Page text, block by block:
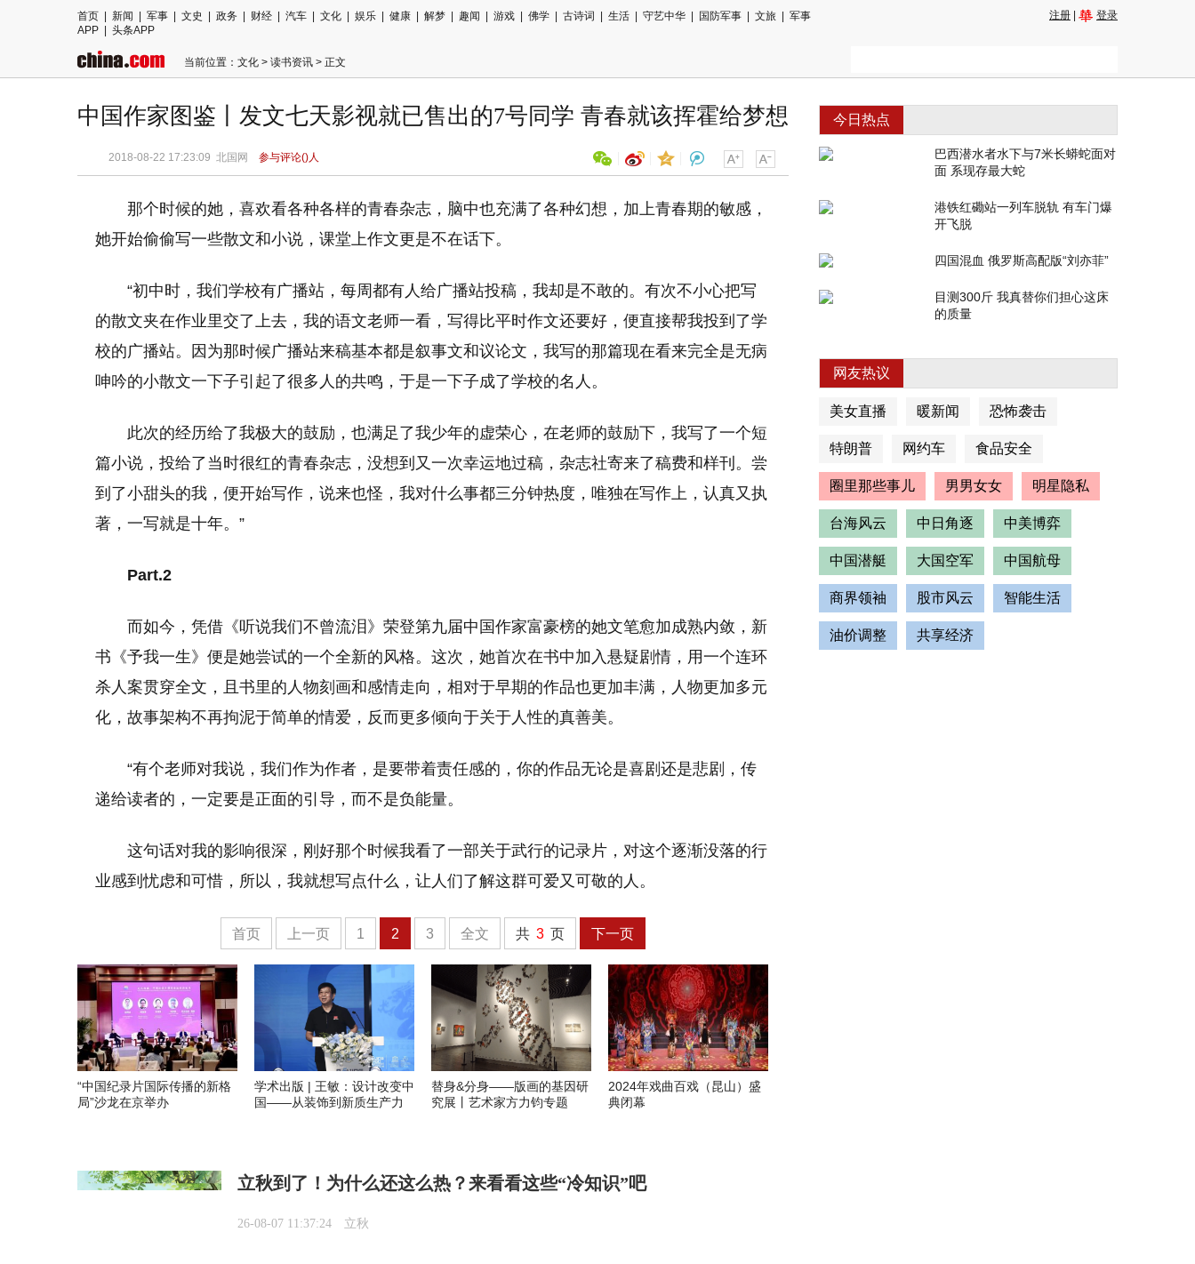
首页 新闻 军事 文史 政务 财经 汽车 文化 娱乐 健康 解梦 趣闻 游戏 佛学 古诗词 生活 守艺中华 国防军事 文旅
军事
APP
头条APP
注册 登录
当前位置： 文化 > 读书资讯 > 正文
中国作家图鉴丨发文七天影视就已售出的7号同学 青春就该挥霍给梦想
2018-08-22 17:23:09 北国网 参与评论()人
那个时候的她，喜欢看各种各样的青春杂志，脑中也充满了各种幻想，加上青春期的敏感，
她开始偷偷写一些散文和小说，课堂上作文更是不在话下。
“初中时，我们学校有广播站，每周都有人给广播站投稿，我却是不敢的。有次不小心把写
的散文夹在作业里交了上去，我的语文老师一看，写得比平时作文还要好，便直接帮我投到了学
校的广播站。因为那时候广播站来稿基本都是叙事文和议论文，我写的那篇现在看来完全是无病
呻吟的小散文一下子引起了很多人的共鸣，于是一下子成了学校的名人。
此次的经历给了我极大的鼓励，也满足了我少年的虚荣心，在老师的鼓励下，我写了一个短
篇小说，投给了当时很红的青春杂志，没想到又一次幸运地过稿，杂志社寄来了稿费和样刊。尝
到了小甜头的我，便开始写作，说来也怪，我对什么事都三分钟热度，唯独在写作上，认真又执
著，一写就是十年。”
Part.2
而如今，凭借《听说我们不曾流泪》荣登第九届中国作家富豪榜的她文笔愈加成熟内敛，新
书《予我一生》便是她尝试的一个全新的风格。这次，她首次在书中加入悬疑剧情，用一个连环
杀人案贯穿全文，且书里的人物刻画和感情走向，相对于早期的作品也更加丰满，人物更加多元
化，故事架构不再拘泥于简单的情爱，反而更多倾向于关于人性的真善美。
“有个老师对我说，我们作为作者，是要带着责任感的，你的作品无论是喜剧还是悲剧，传
递给读者的，一定要是正面的引导，而不是负能量。
这句话对我的影响很深，刚好那个时候我看了一部关于武行的记录片，对这个逐渐没落的行
业感到忧虑和可惜，所以，我就想写点什么，让人们了解这群可爱又可敬的人。
首页 上一页 1 2 3 全文 共 3 页 下一页
“中国纪录片国际传播的新格
局”沙龙在京举办
学术出版 | 王敏：设计改变中
国——从装饰到新质生产力
替身&分身——版画的基因研
究展丨艺术家方力钧专题
2024年戏曲百戏（昆山）盛
典闭幕
立秋到了！为什么还这么热？来看看这些“冷知识”吧
26-08-07 11:37:24 立秋
今日热点
巴西潜水者水下与7米长蟒蛇面对
面 系现存最大蛇
港铁红磡站一列车脱轨 有车门爆
开飞脱
四国混血 俄罗斯高配版“刘亦菲”
目测300斤 我真替你们担心这床
的质量
网友热议
美女直播 暖新闻 恐怖袭击
特朗普 网约车 食品安全
圈里那些事儿 男男女女 明星隐私
台海风云 中日角逐 中美博弈
中国潜艇 大国空军 中国航母
商界领袖 股市风云 智能生活
油价调整 共享经济